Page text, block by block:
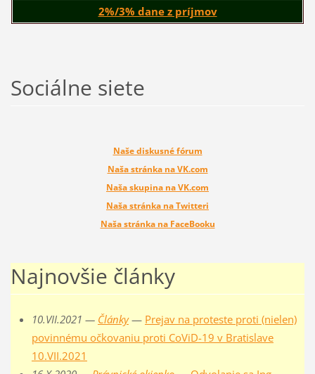
2%/3% dane z príjmov
Sociálne siete
Naše diskusné fórum
Naša stránka na VK.com
Naša skupina na VK.com
Naša stránka na Twitteri
Naša stránka na FaceBooku
Najnovšie články
10.VII.2021 — Články— Prejav na proteste proti (nielen)
povinnému očkovaniu proti CoViD-19 v Bratislave
10.VII.2021